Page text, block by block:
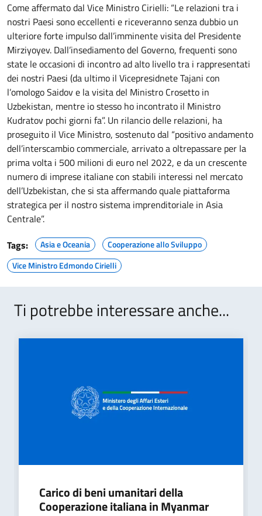
Come affermato dal Vice Ministro Cirielli: “Le relazioni tra i
nostri Paesi sono eccellenti e riceveranno senza dubbio un
ulteriore forte impulso dall’imminente visita del Presidente
Mirziyoyev. Dall’insediamento del Governo, frequenti sono
state le occasioni di incontro ad alto livello tra i rappresentati
dei nostri Paesi (da ultimo il Vicepresidnete Tajani con
l’omologo Saidov e la visita del Ministro Crosetto in
Uzbekistan, mentre io stesso ho incontrato il Ministro
Kudratov pochi giorni fa”. Un rilancio delle relazioni, ha
proseguito il Vice Ministro, sostenuto dal “positivo andamento
dell’interscambio commerciale, arrivato a oltrepassare per la
prima volta i 500 milioni di euro nel 2022, e da un crescente
numero di imprese italiane con stabili interessi nel mercato
dell’Uzbekistan, che si sta affermando quale piattaforma
strategica per il nostro sistema imprenditoriale in Asia
Centrale”.
Tags:
Asia e Oceania
Cooperazione allo Sviluppo
Vice Ministro Edmondo Cirielli
Ti potrebbe interessare anche...
Carico di beni umanitari della
Cooperazione italiana in Myanmar